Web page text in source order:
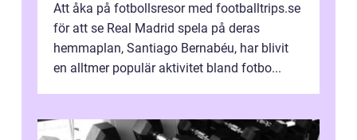
Att åka på fotbollsresor med footballtrips.se
för att se Real Madrid spela på deras
hemmaplan, Santiago Bernabéu, har blivit
en alltmer populär aktivitet bland fotbo...